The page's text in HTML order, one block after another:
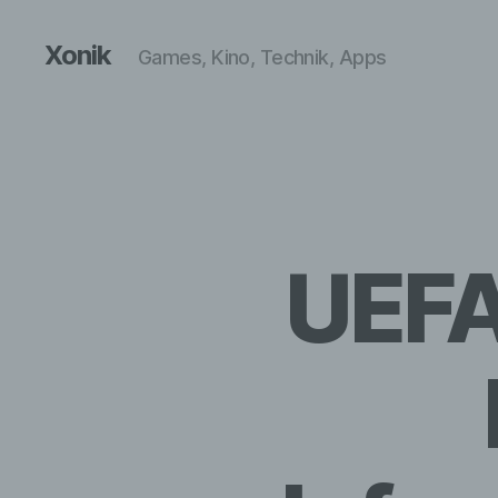
Xonik Games, Kino, Technik, Apps